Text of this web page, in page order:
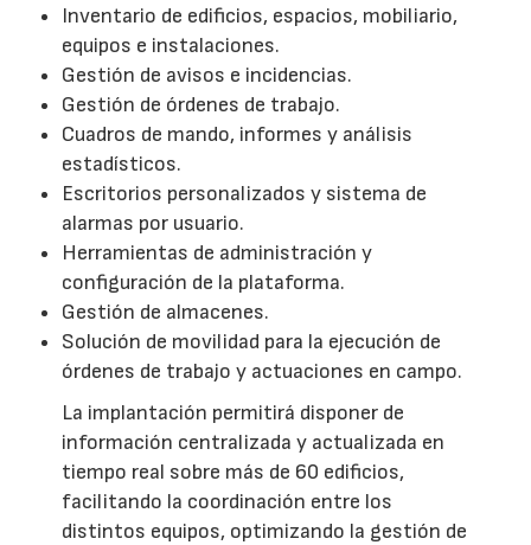
Inventario de edificios, espacios, mobiliario,
equipos e instalaciones.
Gestión de avisos e incidencias.
Gestión de órdenes de trabajo.
Cuadros de mando, informes y análisis
estadísticos.
Escritorios personalizados y sistema de
alarmas por usuario.
Herramientas de administración y
configuración de la plataforma.
Gestión de almacenes.
Solución de movilidad para la ejecución de
órdenes de trabajo y actuaciones en campo.
La implantación permitirá disponer de
información centralizada y actualizada en
tiempo real sobre más de 60 edificios,
facilitando la coordinación entre los
distintos equipos, optimizando la gestión de